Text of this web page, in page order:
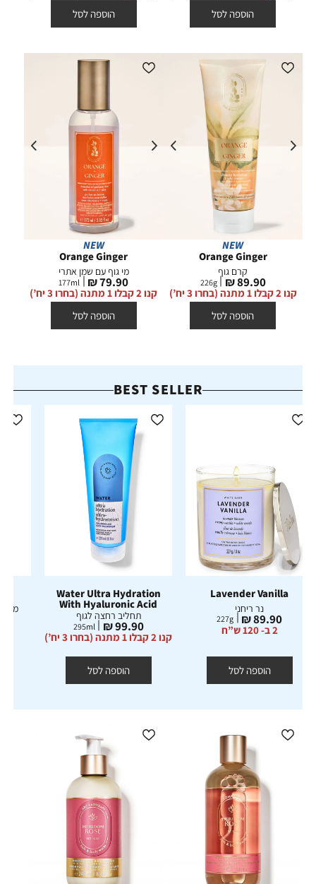
הוספה לסל
הוספה לסל
NEW
Orange Ginger
קרם גוף
מחיר
מוצר
89.90 ₪
226g
קנו 2 קבלו 1 מתנה (בחרו 3 יח’)
הוספה לסל
NEW
Orange Ginger
מי גוף עם שמן אתרי
מחיר
מוצר
79.90 ₪
177ml
קנו 2 קבלו 1 מתנה (בחרו 3 יח’)
הוספה לסל
BEST SELLER
Lavender Vanilla
נר ריחני
מחיר
מוצר
89.90 ₪
227g
2 ב- 120 ש”ח
הוספה לסל
Water Ultra Hydration
With Hyaluronic Acid
תחליב רחצה לגוף
מחיר
מוצר
99.90 ₪
295ml
קנו 2 קבלו 1 מתנה (בחרו 3 יח’)
הוספה לסל